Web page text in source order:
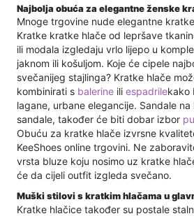
Najbolja obuća za elegantne ženske
Mnoge trgovine nude elegantne
Kratke kratke hlače od lepršave
ili modala izgledaju vrlo lijepo u
jaknom ili košuljom. Koje će cipele
svečanijeg stajlinga? Kratke hlače
kombinirati s balerine ili espadrilekako
lagane, urbane elegancije. Sandale
sandale, također će biti dobar izbor
Obuću za kratke hlače izvrsne
KeeShoes online trgovini. Ne
vrsta bluze koju nosimo uz kratke
će da cijeli outfit izgleda svečano.
Muški stilovi s kratkim hlačama u
Kratke hlačice također su postale